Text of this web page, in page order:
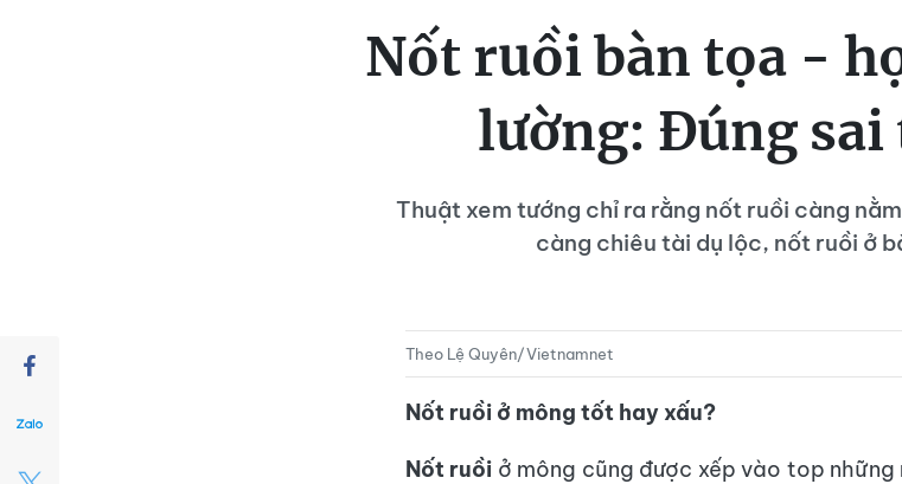
Nốt ruồi bàn tọa -
lường: Đúng sai
Thuật xem tướng chỉ ra rằng nốt ruồi càng
càng chiêu tài dụ lộc, nốt ruồi ở
Theo Lệ Quyên/Vietnamnet
Nốt ruồi ở mông tốt hay xấu?
Nốt ruồi ở mông cũng được xếp vào top